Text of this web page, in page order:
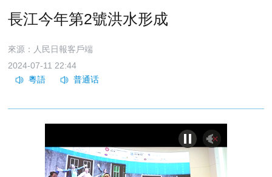
長江今年第2號洪水形成
來源：人民日報客戶端
2024-07-11 22:44